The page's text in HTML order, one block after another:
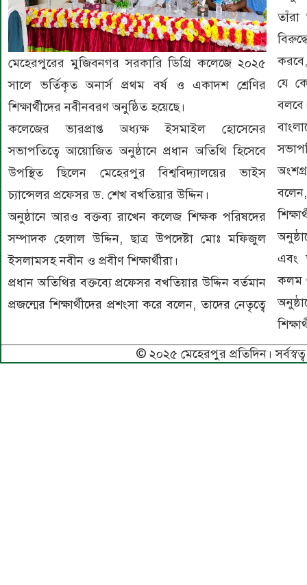
মেহেরপুরের মুজিবনগর সরকারি ডিগ্রি কলেজে ২০২৫
সালে ভর্তিকৃত অনার্স প্রথম বর্ষ ও একাদশ শ্রেণির
শিক্ষার্থীদের নবীনবরণ অনুষ্ঠিত হয়েছে।
কলেজের ভারপ্রাপ্ত অধ্যক্ষ ইসমাইল হোসেনের
সভাপতিত্বে আয়োজিত অনুষ্ঠানে প্রধান অতিথি হিসেবে
উপস্থিত ছিলেন মেহেরপুর বিশ্ববিদ্যালয়ের ভাইস
চ্যান্সেলর প্রফেসর ড. শেখ বখতিয়ার উদ্দিন।
অনুষ্ঠানে আরও বক্তব্য রাখেন কলেজ শিক্ষক পরিষদের
সম্পাদক হেলাল উদ্দিন, ছাত্র উপদেষ্টা মোঃ মফিজুল
ইসলামসহ নবীন ও প্রবীণ শিক্ষার্থীরা।
প্রধান অতিথির বক্তব্যে প্রফেসর বখতিয়ার উদ্দিন বর্তমান
প্রজন্মের শিক্ষার্থীদের প্রশংসা করে বলেন, তাদের নেতৃত্বে
তাঁরা
যে
এবং
কলম
© ২০২৫ মেহেরপুর প্রতিদিন। সর্বস্বত্ব